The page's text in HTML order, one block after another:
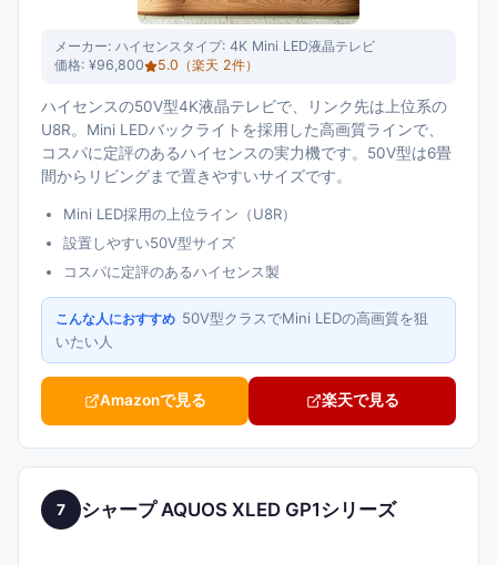
メーカー: ハイセンスタイプ: 4K Mini LED液晶テレビ
価格: ¥96,800 5.0 （楽天 2件）
ハイセンスの50V型4K液晶テレビで、リンク先は上位系の
U8R。Mini LEDバックライトを採用した高画質ラインで、
コスパに定評のあるハイセンスの実力機です。50V型は6畳
間からリビングまで置きやすいサイズです。
Mini LED採用の上位ライン（U8R）
設置しやすい50V型サイズ
コスパに定評のあるハイセンス製
こんな人におすすめ 50V型クラスでMini LEDの高画質を狙
いたい人
Amazonで見る 楽天で見る
7 シャープ AQUOS XLED GP1シリーズ